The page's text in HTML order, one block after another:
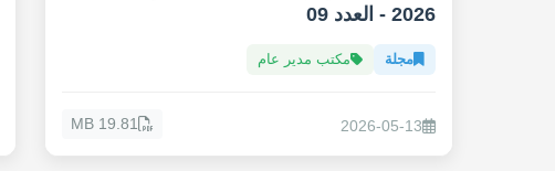
2026 - العدد 09
مجلة مكتب مدير عام
2026-05-13
19.81 MB